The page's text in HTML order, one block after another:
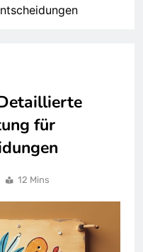
für
12 Mins